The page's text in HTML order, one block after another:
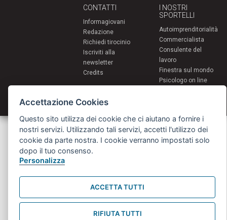
CONTATTI
Informagiovani
Redazione
Richiedi tirocinio
Iscriviti alla
newsletter
Credits
I NOSTRI
SPORTELLI
Autoimprenditorialità
Commercialista
Consulente del
lavoro
Finestra sul mondo
Psicologo on line
Servizi per i giovani - Scambi e soggiorni all'estero
Comune di Bologna | Piazza Maggiore 6 - 40124 Bologna
giovani@comune.bologna.it
Accettazione Cookies
Questo sito utilizza dei cookie che ci aiutano a fornire i
nostri servizi. Utilizzando tali servizi, accetti l'utilizzo dei
cookie da parte nostra. I cookie verranno impostati solo
dopo il tuo consenso.
Personalizza
ACCETTA TUTTI
RIFIUTA TUTTI